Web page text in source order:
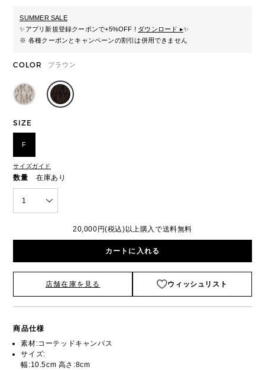
SUMMER SALE
✨アプリ新規登録クーポンで+5%OFF ! ダウンロード ▸✨
※ 各種クーポンとキャンペーンの割引は併用できません
COLOR ブラウン
SIZE
F
サイズガイド
数量 在庫あり
1
20,000円(税込)以上購入で送料無料
カートに入れる
店舗在庫を見る ウィッシュリスト
商品仕様
素材:コーテッドキャンバス
サイズ:
幅:10.5cm 高さ:8cm